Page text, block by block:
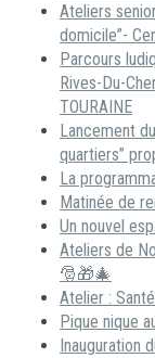
Ateliers
domicile”-
Parcours
Rives-Du-
TOURAINE
Lancement
quartiers”
La
Matinée de
Un nouvel
Ateliers de
🎅🎁🎄
Atelier :
Pique nique
Inauguration